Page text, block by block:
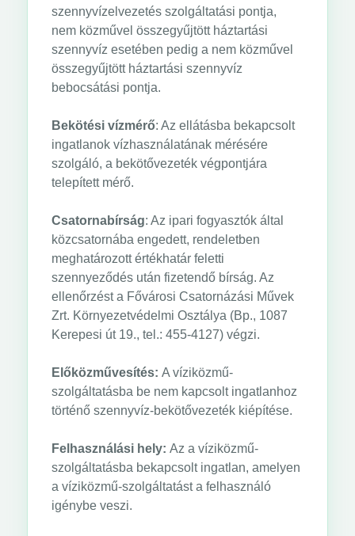
szennyvízelvezetés szolgáltatási pontja,
nem közművel összegyűjtött háztartási
szennyvíz esetében pedig a nem közművel
összegyűjtött háztartási szennyvíz
bebocsátási pontja.
Bekötési vízmérő: Az ellátásba bekapcsolt
ingatlanok vízhasználatának mérésére
szolgáló, a bekötővezeték végpontjára
telepített mérő.
Csatornabírság: Az ipari fogyasztók által
közcsatornába engedett, rendeletben
meghatározott értékhatár feletti
szennyeződés után fizetendő bírság. Az
ellenőrzést a Fővárosi Csatornázási Művek
Zrt. Környezetvédelmi Osztálya (Bp., 1087
Kerepesi út 19., tel.: 455-4127) végzi.
Előközművesítés: A víziközmű-
szolgáltatásba be nem kapcsolt ingatlanhoz
történő szennyvíz-bekötővezeték kiépítése.
Felhasználási hely: Az a víziközmű-
szolgáltatásba bekapcsolt ingatlan, amelyen
a víziközmű-szolgáltatást a felhasználó
igénybe veszi.